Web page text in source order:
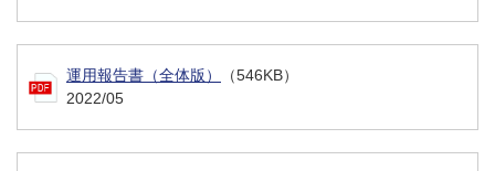
運用報告書（全体版）
（546KB）
2022/05